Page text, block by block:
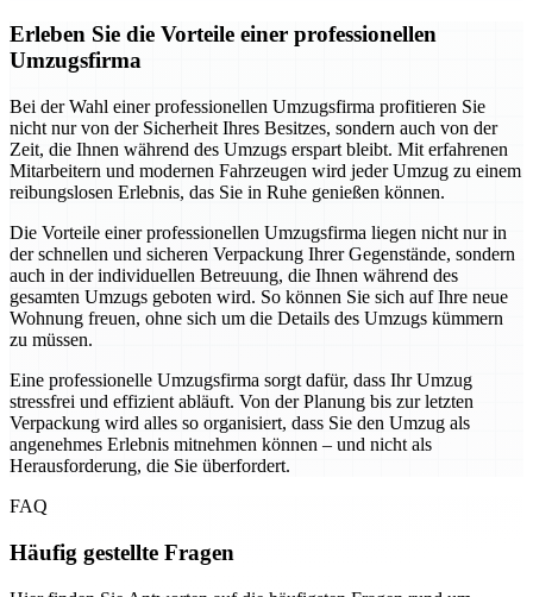
Erleben Sie die Vorteile einer professionellen
Umzugsfirma
Bei der Wahl einer professionellen Umzugsfirma profitieren Sie
nicht nur von der Sicherheit Ihres Besitzes, sondern auch von der
Zeit, die Ihnen während des Umzugs erspart bleibt. Mit erfahrenen
Mitarbeitern und modernen Fahrzeugen wird jeder Umzug zu einem
reibungslosen Erlebnis, das Sie in Ruhe genießen können.
Die Vorteile einer professionellen Umzugsfirma liegen nicht nur in
der schnellen und sicheren Verpackung Ihrer Gegenstände, sondern
auch in der individuellen Betreuung, die Ihnen während des
gesamten Umzugs geboten wird. So können Sie sich auf Ihre neue
Wohnung freuen, ohne sich um die Details des Umzugs kümmern
zu müssen.
Eine professionelle Umzugsfirma sorgt dafür, dass Ihr Umzug
stressfrei und effizient abläuft. Von der Planung bis zur letzten
Verpackung wird alles so organisiert, dass Sie den Umzug als
angenehmes Erlebnis mitnehmen können – und nicht als
Herausforderung, die Sie überfordert.
FAQ
Häufig gestellte Fragen